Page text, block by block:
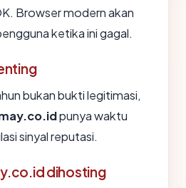
Browser modern akan
ketika ini gagal.
bukan bukti legitimasi,
punya waktu
sinyal reputasi.
dihosting